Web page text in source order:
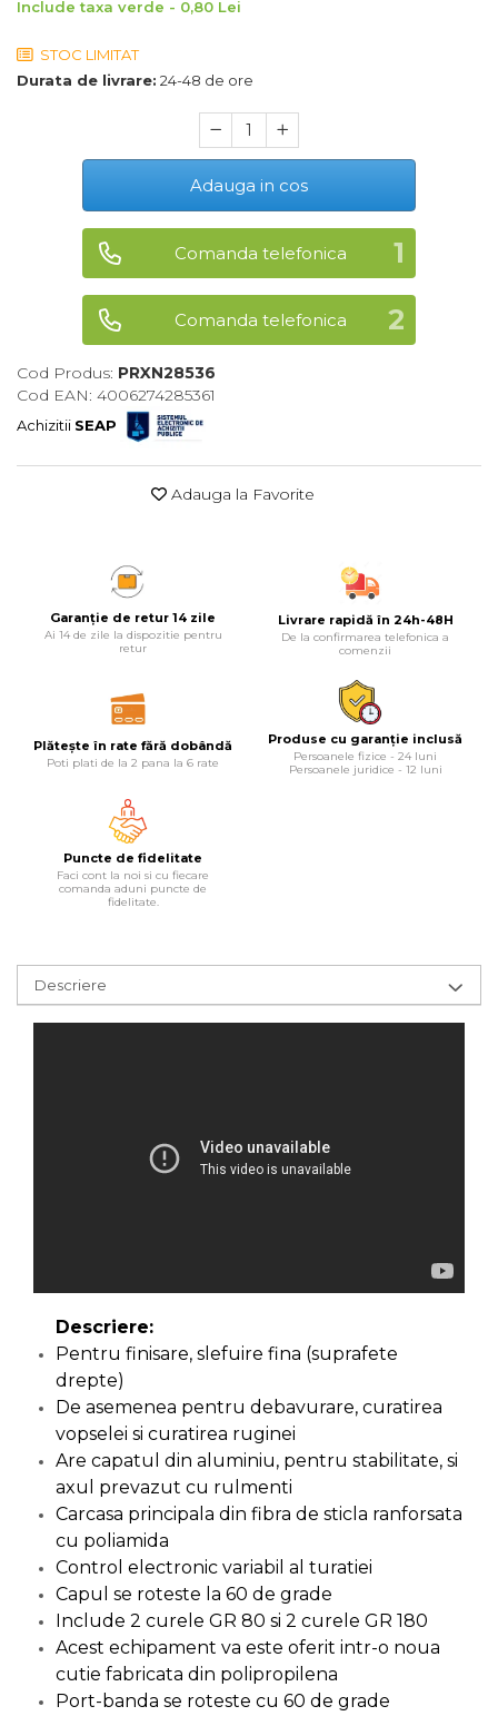
Accesorii
Jucarii
Baterii & Acumulatori
Baterii AAA
Baterii AA
Corpuri de Iluminat
Lanterne
Proiectoare
Echipamente Pentru Service-uri
Tester de Tensiune
Manometru
Antifurt Bicicleta
Accesorii Auto
Tester Baterie Auto
Presa Arc
Cheie Filtru Ulei
Capre & Suporti Auto
Chei Tubulare
(combustibil)
Presa Hidraulica Tinichigerie
Set Pentru Demontat Piulite
& Suruburi
Extractor Rulmenti
Cabluri
Pompa transfer lichide
Pompa Aer
Cric Manual
Ulei Hidraulic
Troliu
Palan
Include taxa verde - 0,80 Lei
STOC LIMITAT
Durata de livrare: 24-48 de ore
Adauga in cos
Comanda telefonica
Comanda telefonica
Cod Produs: PRXN28536
Cod EAN: 4006274285361
Achizitii SEAP
Adauga la Favorite
Garanție de retur 14 zile
Ai 14 de zile la dispozitie pentru
retur
Livrare rapidă în 24h-48H
De la confirmarea telefonica a
comenzii
Plătește în rate fără dobândă
Poti plati de la 2 pana la 6 rate
Produse cu garanție inclusă
Persoanele fizice - 24 luni
Persoanele juridice - 12 luni
Puncte de fidelitate
Faci cont la noi si cu fiecare
comanda aduni puncte de
fidelitate.
Descriere
Descriere:
Pentru finisare, slefuire fina (suprafete
drepte)
De asemenea pentru debavurare, curatirea
vopselei si curatirea ruginei
Are capatul din aluminiu, pentru stabilitate, si
axul prevazut cu rulmenti
Carcasa principala din fibra de sticla ranforsata
cu poliamida
Control electronic variabil al turatiei
Capul se roteste la 60 de grade
Include 2 curele GR 80 si 2 curele GR 180
Acest echipament va este oferit intr-o noua
cutie fabricata din polipropilena
Port-banda se roteste cu 60 de grade